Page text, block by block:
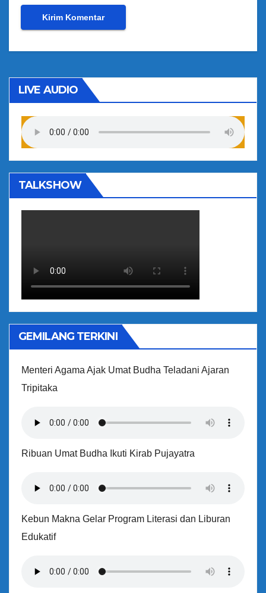
LIVE AUDIO
TALKSHOW
GEMILANG TERKINI
Menteri Agama Ajak Umat Budha Teladani Ajaran
Tripitaka
Ribuan Umat Budha Ikuti Kirab Pujayatra
Kebun Makna Gelar Program Literasi dan Liburan
Edukatif